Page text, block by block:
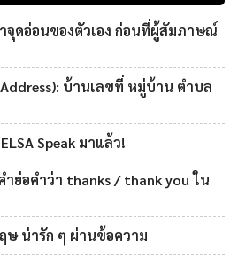
จุดอ่อนของตัวเอง ก่อนที่ผู้สัมภาษณ์
บ้านเลขที่ หมู่บ้าน ตำบล
Speak มาแล้ว!
ำย่อคำว่า thanks / thank you ใน
น่ารัก ๆ ผ่านข้อความ